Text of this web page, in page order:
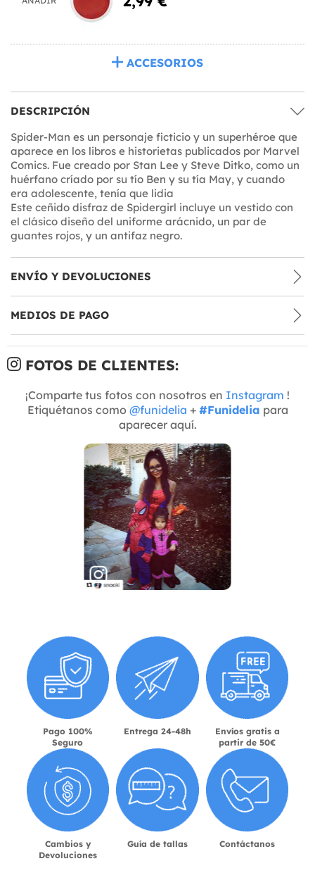
ACCESORIOS
DESCRIPCIÓN
Spider-Man es un personaje ficticio y un superhéroe que
aparece en los libros e historietas publicados por Marvel
Comics. Fue creado por Stan Lee y Steve Ditko, como un
huérfano críado por su tío Ben y su tía May, y cuando
era adolescente, tenía que lidia
Este ceñido disfraz de Spidergirl incluye un vestido con
el clásico diseño del uniforme arácnido, un par de
guantes rojos, y un antifaz negro.
ENVÍO Y DEVOLUCIONES
MEDIOS DE PAGO
FOTOS DE CLIENTES:
¡Comparte tus fotos con nosotros en Instagram !
Etiquétanos como @funidelia + #Funidelia para
aparecer aquí.
Pago 100%
Seguro
Entrega 24-48h
Envíos gratis a
partir de 50€
Cambios y
Devoluciones
Guía de tallas Contáctanos